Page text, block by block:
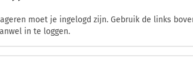
moet je ingelogd zijn. Gebruik de links
in te loggen.